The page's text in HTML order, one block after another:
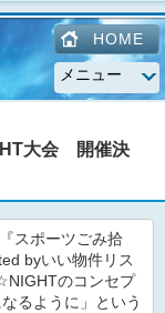
HOME
大会 開催決
スポーツごみ拾
byいい物件リス
のコンセプ
るように」という